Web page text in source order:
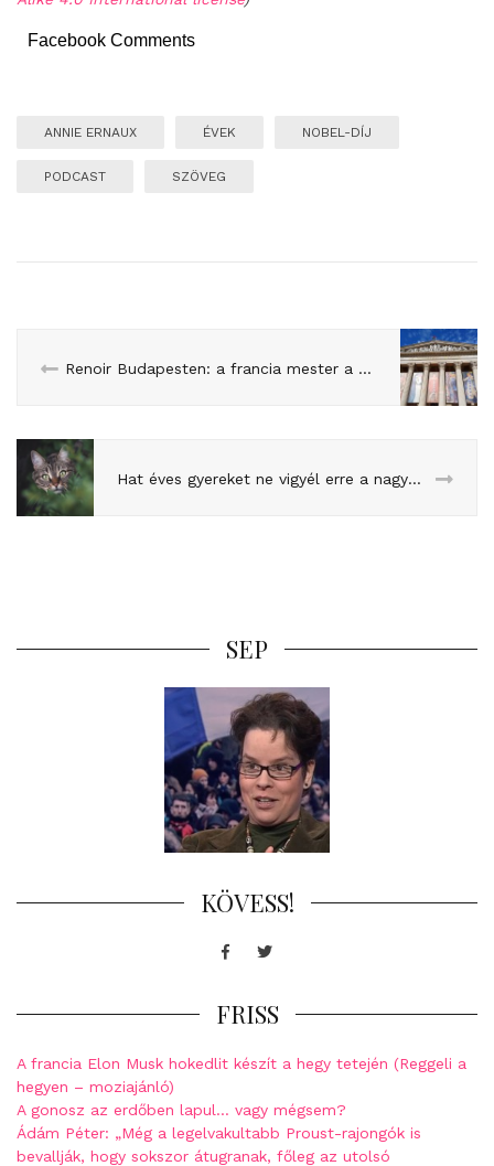
Facebook Comments
ANNIE ERNAUX ÉVEK NOBEL-DÍJ
PODCAST SZÖVEG
Renoir Budapesten: a francia mester a Szépművészeti Múzeumban
Hat éves gyereket ne vigyél erre a nagyon szép filmre, csak ha megbeszéled vele (Macskaland)
SEP
KÖVESS!
FacebookTwitter
FRISS
A francia Elon Musk hokedlit készít a hegy tetején (Reggeli a
hegyen – moziajánló)
A gonosz az erdőben lapul… vagy mégsem?
Ádám Péter: „Még a legelvakultabb Proust-rajongók is
bevallják, hogy sokszor átugranak, főleg az utolsó